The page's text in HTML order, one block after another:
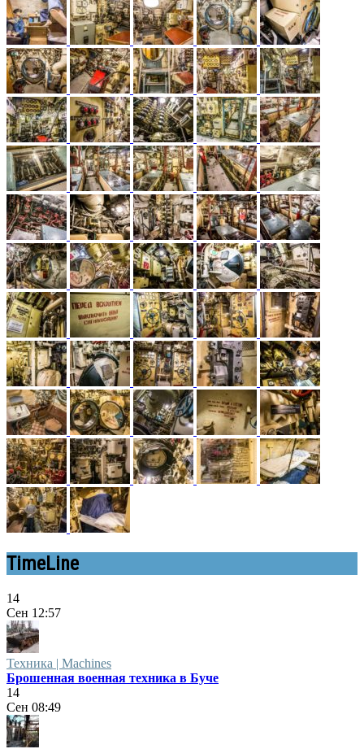
TimeLine
14
Сен 12:57
Техника | Machines
Брошенная военная техника в Буче
14
Сен 08:49